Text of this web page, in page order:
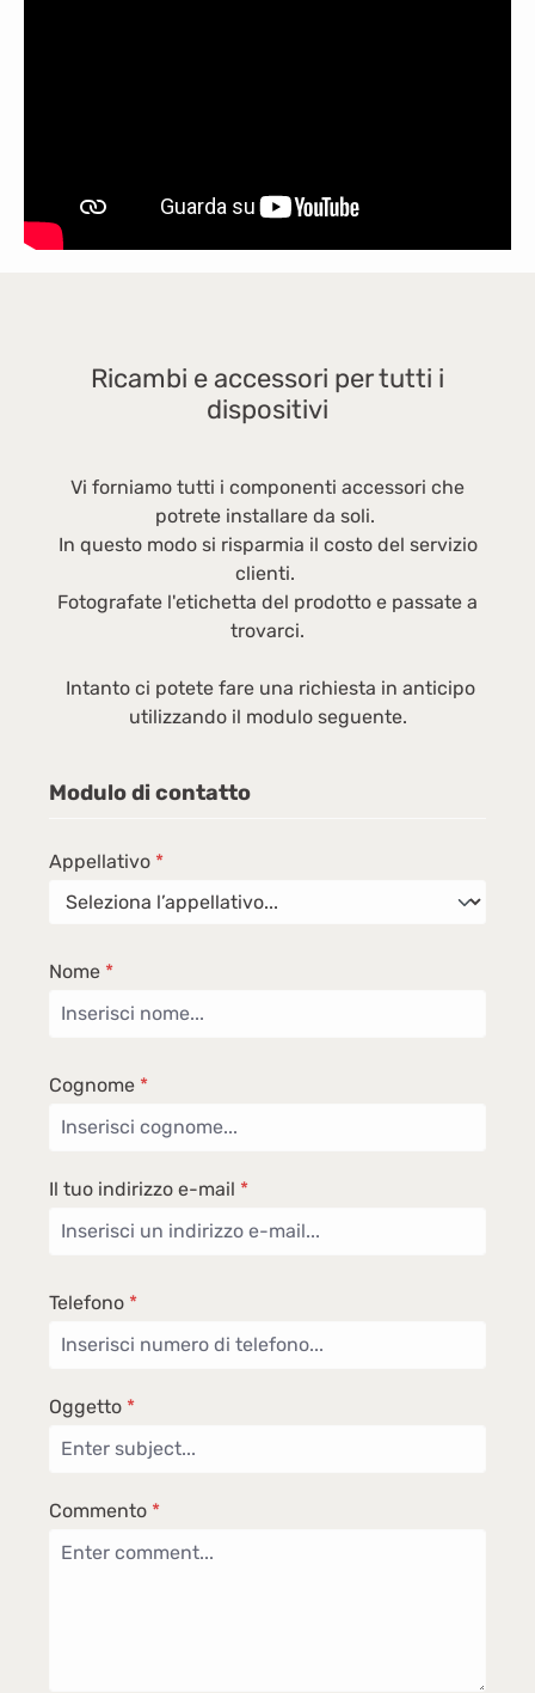
Ricambi e accessori per tutti i
dispositivi
Vi forniamo tutti i componenti accessori che
potrete installare da soli.
In questo modo si risparmia il costo del servizio
clienti.
Fotografate l'etichetta del prodotto e passate a
trovarci.
Intanto ci potete fare una richiesta in anticipo
utilizzando il modulo seguente.
Modulo di contatto
Appellativo *
Nome *
Cognome *
Il tuo indirizzo e-mail *
Telefono *
Oggetto *
Commento *